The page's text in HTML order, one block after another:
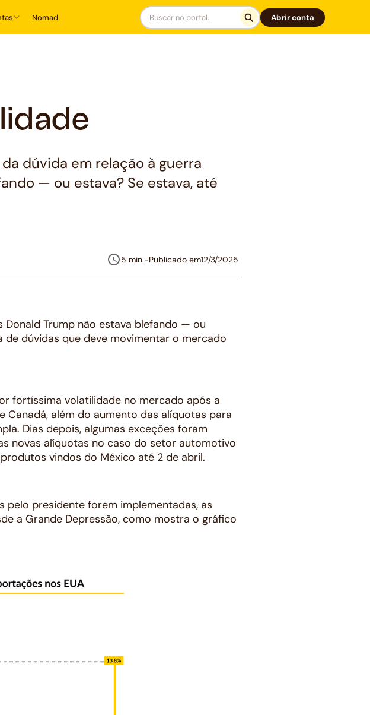
Nomad Abrir conta
dúvida em relação à guerra
— ou estava? Se estava, até
5 min.-Publicado em12/3/2025
Trump não estava blefando — ou
de dúvidas que deve movimentar o mercado
fortíssima volatilidade no mercado após a
além do aumento das alíquotas para
Dias depois, algumas exceções foram
novas alíquotas no caso do setor automotivo
vindos do México até 2 de abril.
pelo presidente forem implementadas, as
a Grande Depressão, como mostra o gráfico